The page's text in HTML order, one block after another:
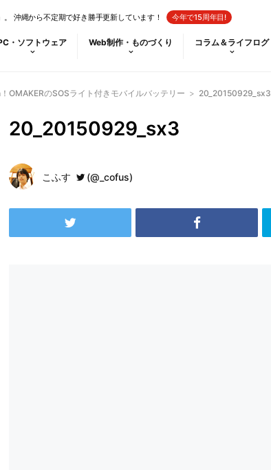
沖縄から不定期で好き勝手更新しています！ 今年で15周年目!
・ソフトウェア Web制作・ものづくり コラム＆ライフログ
OMAKERのSOSライト付きモバイルバッテリー > 20_20150929_sx3
20_20150929_sx3
こふす (@_cofus)